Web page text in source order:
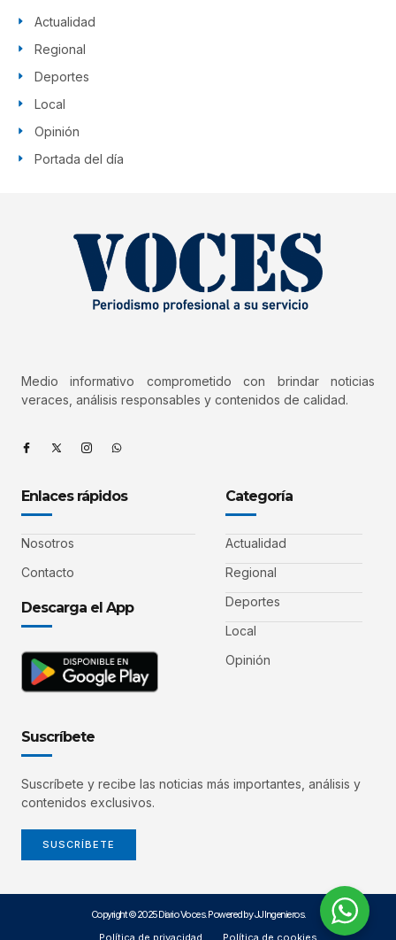
Actualidad
Regional
Deportes
Local
Opinión
Portada del día
Medio informativo comprometido con brindar noticias
veraces, análisis responsables y contenidos de calidad.
Enlaces rápidos
Nosotros
Contacto
Descarga el App
Categoría
Actualidad
Regional
Deportes
Local
Opinión
Suscríbete
Suscríbete y recibe las noticias más importantes, análisis y
contenidos exclusivos.
SUSCRÍBETE
Copyright © 2025 Diario Voces. Powered by JJ Ingenieros.